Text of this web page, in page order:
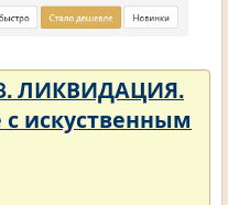
ЛИКВИДАЦИЯ.
искуственным